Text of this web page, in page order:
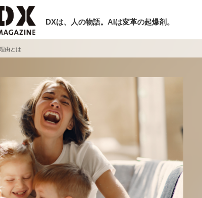
DXは、人の物語。AIは変革の起爆剤。
ニュー
トップページ
特集
動画
サイトマップ
現在開催予定のセミナー
【8/12開催】「イノベーションを数値化
する」～投資される事業の基準と、終活
DX「SouSou」に学ぶ資金調達・巻き込
由とは